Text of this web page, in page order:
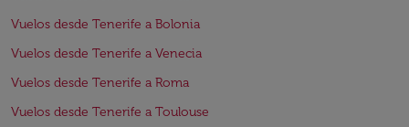
Vuelos desde Tenerife a Bolonia
Vuelos desde Tenerife a Venecia
Vuelos desde Tenerife a Roma
Vuelos desde Tenerife a Toulouse